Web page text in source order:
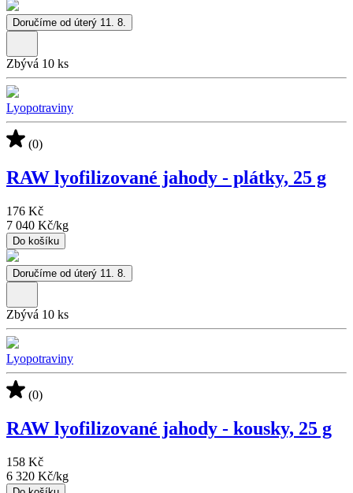
Doručíme od úterý 11. 8.
Zbývá 10 ks
Lyopotraviny
(0)
RAW lyofilizované jahody - plátky, 25 g
176 Kč
7 040 Kč/kg
Do košíku
Doručíme od úterý 11. 8.
Zbývá 10 ks
Lyopotraviny
(0)
RAW lyofilizované jahody - kousky, 25 g
158 Kč
6 320 Kč/kg